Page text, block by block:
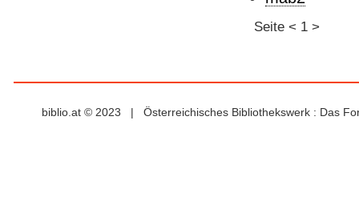
Seite < 1 >
biblio.at © 2023 | Österreichisches Bibliothekswerk : Das